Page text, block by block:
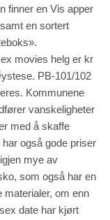
finner en Vis apper
en sortert
movies helg er kr
PB-101/102
Kommunene
vanskeligheter
med å skaffe
også gode priser
mye av
som også har en
materialer, om enn
date har kjørt